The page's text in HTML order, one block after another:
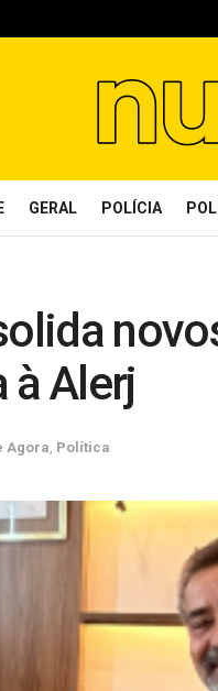
GERAL POLÍCIA
à Alerj
Agora Política